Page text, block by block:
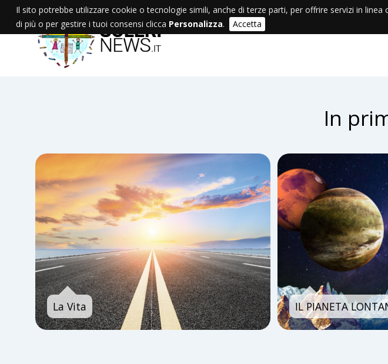
In
La Vita IL PIANETA
Il sito potrebbe utilizzare cookie o tecnologie simili, anche di terze parti, per offrire servizi in
di più o per gestire i tuoi consensi clicca Personalizza. Accetta